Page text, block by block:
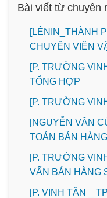
Bài viết từ chuyên
️[LÊNIN_THÀNH
CHUYÊN VIÊN
[P. TRƯỜNG
TỔNG HỢP
[P. TRƯỜNG
[NGUYỄN VĂN
TOÁN BÁN HÀNG
[P. TRƯỜNG
VẤN BÁN HÀNG
[P. VINH TÂN _